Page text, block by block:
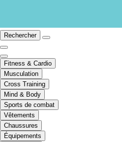
Rechercher
Fitness & Cardio
Musculation
Cross Training
Mind & Body
Sports de combat
Vêtements
Chaussures
Équipements